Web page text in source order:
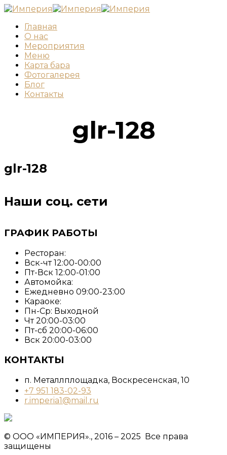
Главная
О нас
Мероприятия
Меню
Карта бара
Фотогалерея
Блог
Контакты
glr-128
glr-128
Наши соц. сети
ГРАФИК РАБОТЫ
Ресторан:
Вск-чт 12:00-00:00
Пт-Вск 12:00-01:00
Автомойка:
Ежедневно 09:00-23:00
Караоке:
Пн-Ср: Выходной
Чт 20:00-03:00
Пт-сб 20:00-06:00
Вск 20:00-03:00
КОНТАКТЫ
п. Металлплощадка, ​Воскресенская, 10​
+7 951 183-02-93
r.imperia1@mail.ru
© ООО «ИМПЕРИЯ»., 2016 – 2025 Все права
защищены